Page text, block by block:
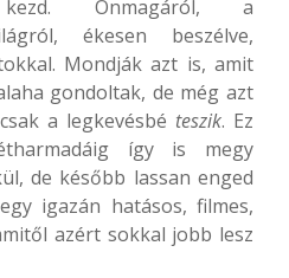
kezd. Önmagáról, a
ékesen beszélve,
Mondják azt is, amit
gondoltak, de még azt
a legkevésbé teszik. Ez
így is megy
de később lassan enged
igazán hatásos, filmes,
azért sokkal jobb lesz